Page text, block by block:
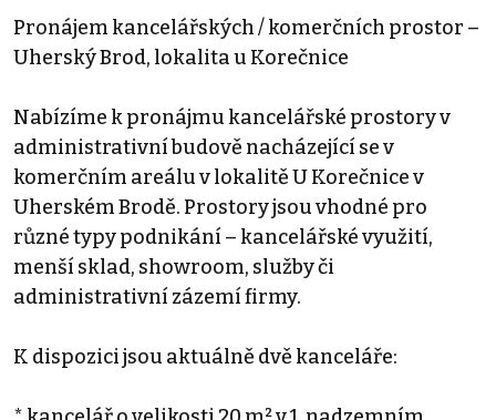
Pronájem kancelářských / komerčních prostor –
Uherský Brod, lokalita u Korečnice
Nabízíme k pronájmu kancelářské prostory v
administrativní budově nacházející se v
komerčním areálu v lokalitě U Korečnice v
Uherském Brodě. Prostory jsou vhodné pro
různé typy podnikání – kancelářské využití,
menší sklad, showroom, služby či
administrativní zázemí firmy.
K dispozici jsou aktuálně dvě kanceláře: